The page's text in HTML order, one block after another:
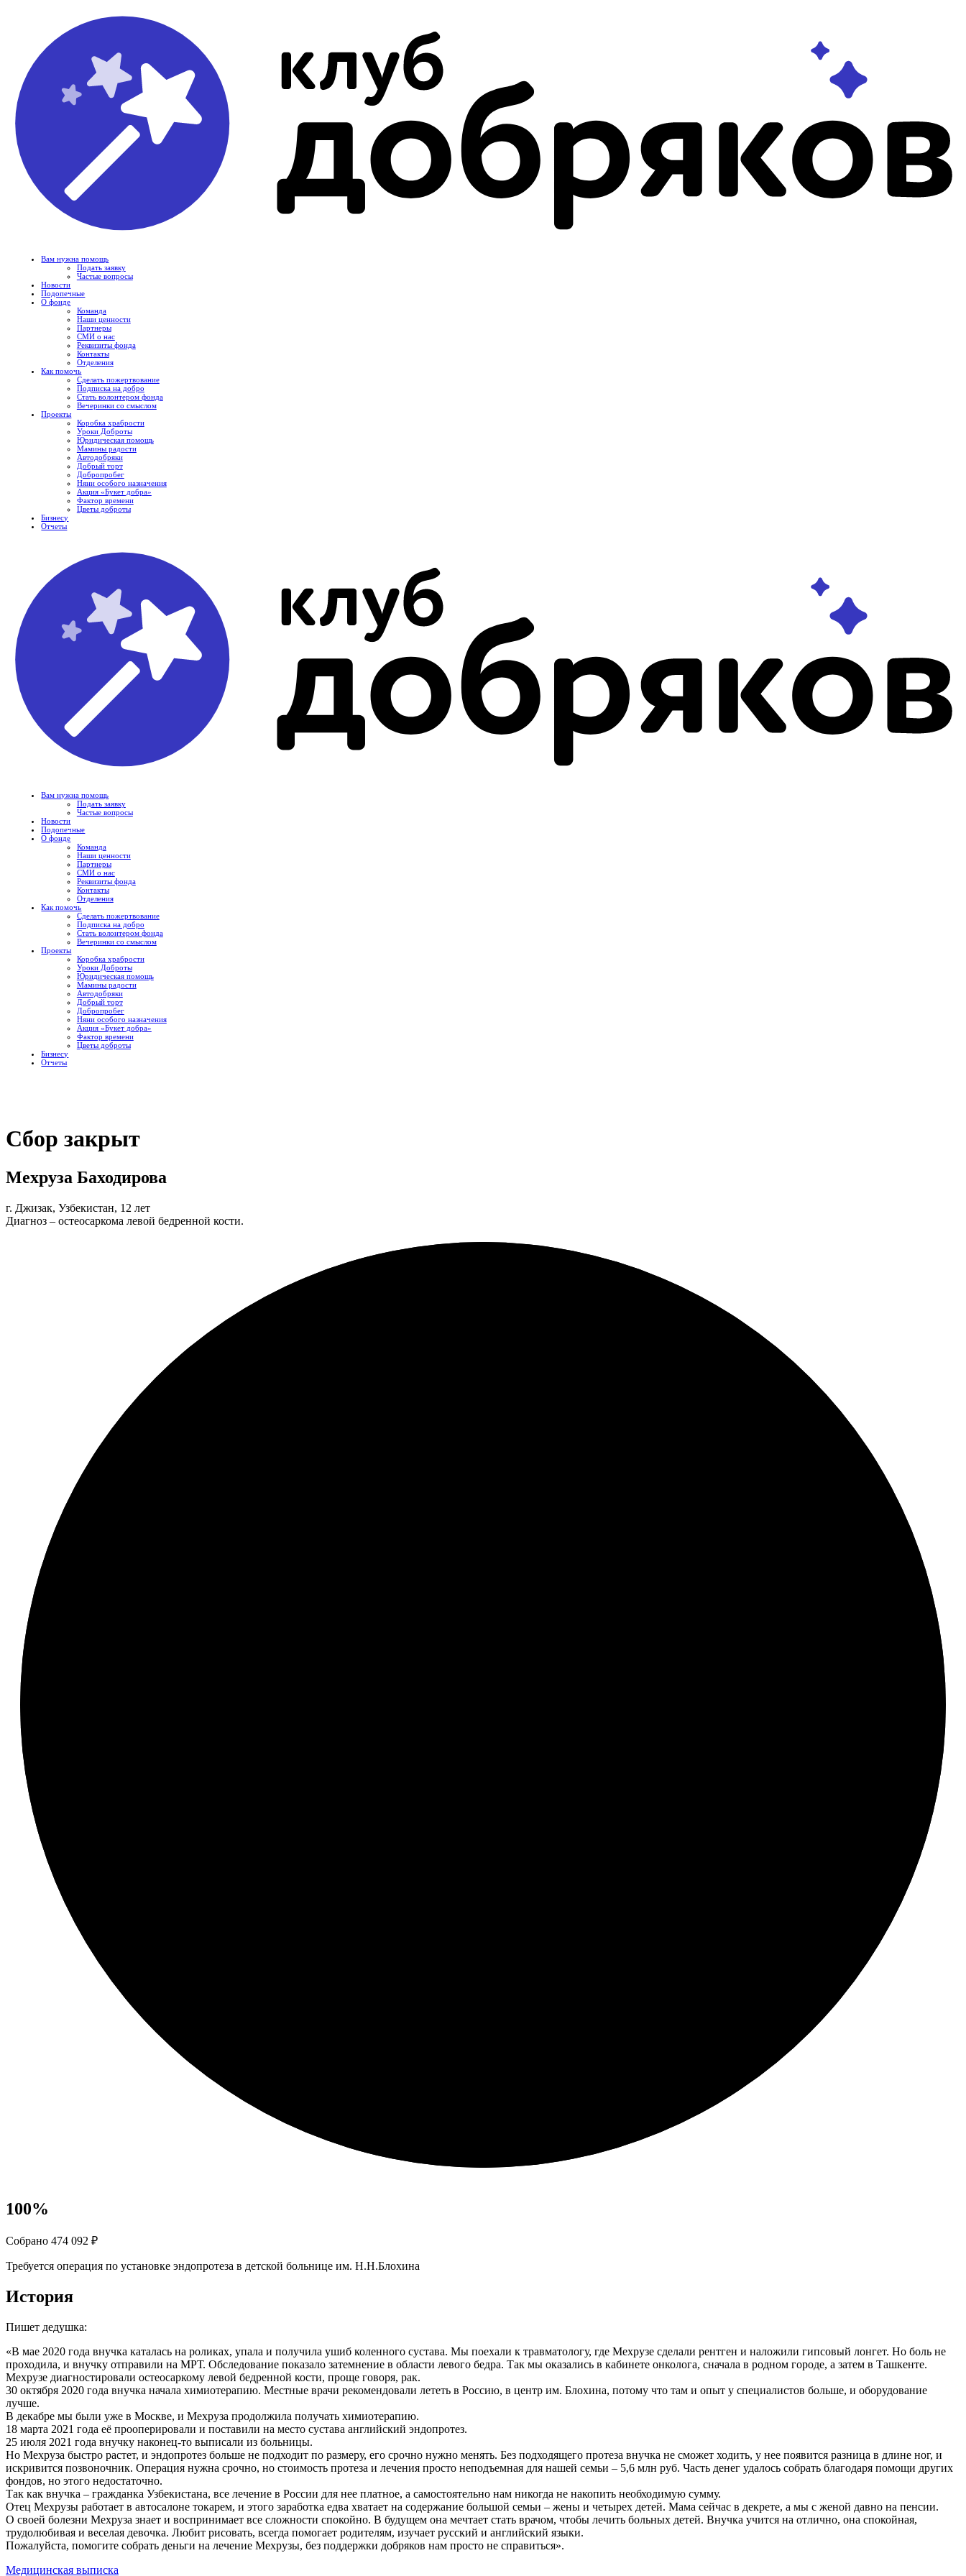
Вам нужна помощь
Подать заявку
Частые вопросы
Новости
Подопечные
О фонде
Команда
Наши ценности
Партнеры
СМИ о нас
Реквизиты фонда
Контакты
Отделения
Как помочь
Сделать пожертвование
Подписка на добро
Стать волонтером фонда
Вечеринки со смыслом
Проекты
Коробка храбрости
Уроки Доброты
Юридическая помощь
Мамины радости
Автодобряки
Добрый торт
Добропробег
Няни особого назначения
Акция «Букет добра»
Фактор времени
Цветы доброты
Бизнесу
Отчеты
Вам нужна помощь
Подать заявку
Частые вопросы
Новости
Подопечные
О фонде
Команда
Наши ценности
Партнеры
СМИ о нас
Реквизиты фонда
Контакты
Отделения
Как помочь
Сделать пожертвование
Подписка на добро
Стать волонтером фонда
Вечеринки со смыслом
Проекты
Коробка храбрости
Уроки Доброты
Юридическая помощь
Мамины радости
Автодобряки
Добрый торт
Добропробег
Няни особого назначения
Акция «Букет добра»
Фактор времени
Цветы доброты
Бизнесу
Отчеты
Сбор закрыт
Мехруза Баходирова
г. Джизак, Узбекистан, 12 лет
Диагноз – остеосаркома левой бедренной кости.
100%
Собрано 474 092 ₽
Требуется операция по установке эндопротеза в детской больнице им. Н.Н.Блохина
История
Пишет дедушка:
«В мае 2020 года внучка каталась на роликах, упала и получила ушиб коленного сустава. Мы поехали к травматологу, где Мехрузе сделали рентген и наложили гипсовый лонгет. Но боль не
проходила, и внучку отправили на МРТ. Обследование показало затемнение в области левого бедра. Так мы оказались в кабинете онколога, сначала в родном городе, а затем в Ташкенте.
Мехрузе диагностировали остеосаркому левой бедренной кости, проще говоря, рак.
30 октября 2020 года внучка начала химиотерапию. Местные врачи рекомендовали лететь в Россию, в центр им. Блохина, потому что там и опыт у специалистов больше, и оборудование
лучше.
В декабре мы были уже в Москве, и Мехруза продолжила получать химиотерапию.
18 марта 2021 года её прооперировали и поставили на место сустава английский эндопротез.
25 июля 2021 года внучку наконец-то выписали из больницы.
Но Мехруза быстро растет, и эндопротез больше не подходит по размеру, его срочно нужно менять. Без подходящего протеза внучка не сможет ходить, у нее появится разница в длине ног, и
искривится позвоночник. Операция нужна срочно, но стоимость протеза и лечения просто неподъемная для нашей семьи – 5,6 млн руб. Часть денег удалось собрать благодаря помощи других
фондов, но этого недостаточно.
Так как внучка – гражданка Узбекистана, все лечение в России для нее платное, а самостоятельно нам никогда не накопить необходимую сумму.
Отец Мехрузы работает в автосалоне токарем, и этого заработка едва хватает на содержание большой семьи – жены и четырех детей. Мама сейчас в декрете, а мы с женой давно на пенсии.
О своей болезни Мехруза знает и воспринимает все сложности спокойно. В будущем она мечтает стать врачом, чтобы лечить больных детей. Внучка учится на отлично, она спокойная,
трудолюбивая и веселая девочка. Любит рисовать, всегда помогает родителям, изучает русский и английский языки.
Пожалуйста, помогите собрать деньги на лечение Мехрузы, без поддержки добряков нам просто не справиться».
Медицинская выписка